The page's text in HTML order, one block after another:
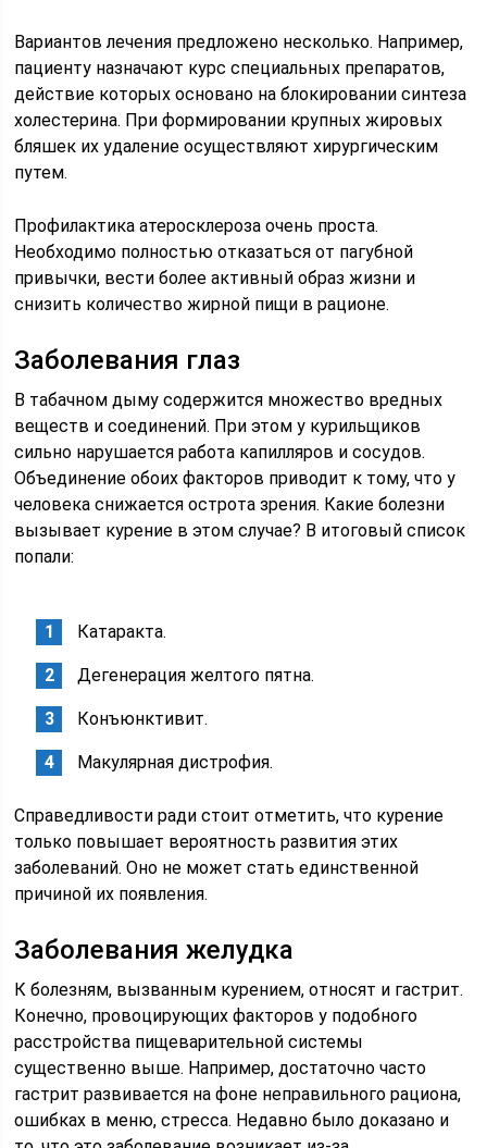
Вариантов лечения предложено несколько. Например,
пациенту назначают курс специальных препаратов,
действие которых основано на блокировании синтеза
холестерина. При формировании крупных жировых
бляшек их удаление осуществляют хирургическим
путем.
Профилактика атеросклероза очень проста.
Необходимо полностью отказаться от пагубной
привычки, вести более активный образ жизни и
снизить количество жирной пищи в рационе.
Заболевания глаз
В табачном дыму содержится множество вредных
веществ и соединений. При этом у курильщиков
сильно нарушается работа капилляров и сосудов.
Объединение обоих факторов приводит к тому, что у
человека снижается острота зрения. Какие болезни
вызывает курение в этом случае? В итоговый список
попали:
Катаракта.
Дегенерация желтого пятна.
Конъюнктивит.
Макулярная дистрофия.
Справедливости ради стоит отметить, что курение
только повышает вероятность развития этих
заболеваний. Оно не может стать единственной
причиной их появления.
Заболевания желудка
К болезням, вызванным курением, относят и гастрит.
Конечно, провоцирующих факторов у подобного
расстройства пищеварительной системы
существенно выше. Например, достаточно часто
гастрит развивается на фоне неправильного рациона,
ошибках в меню, стресса. Недавно было доказано и